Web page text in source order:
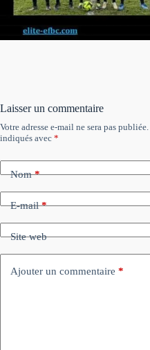
Laisser un commentaire
Votre adresse e-mail ne sera pas publiée.
indiqués avec *
Nom*
E-mail*
Site web
Ajouter un commentaire *